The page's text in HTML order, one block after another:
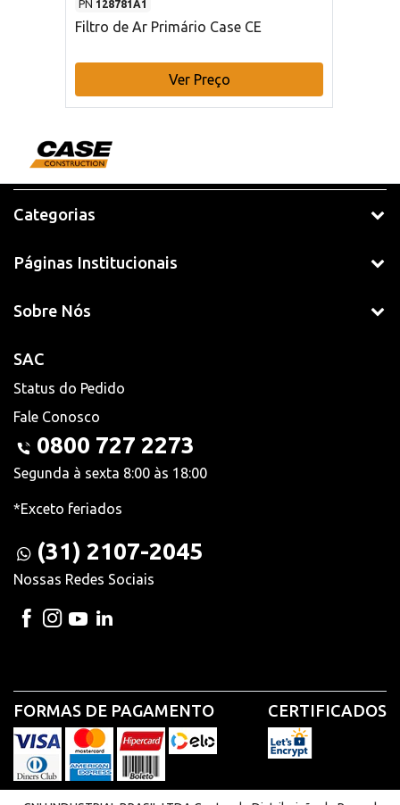
PN 128781A1
Filtro de Ar Primário Case CE
Ver Preço
Categorias
Páginas Institucionais
Sobre Nós
SAC
Status do Pedido
Fale Conosco
0800 727 2273
Segunda à sexta 8:00 às 18:00
*Exceto feriados
(31) 2107-2045
Nossas Redes Sociais
FORMAS DE PAGAMENTO CERTIFICADOS